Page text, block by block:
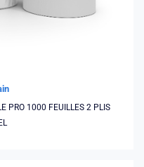
PRO 1000 FEUILLES 2 PLIS